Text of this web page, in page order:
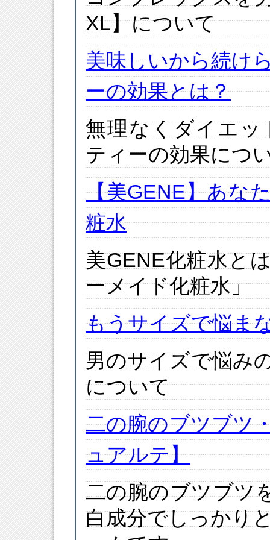
XL】について
美味しいから続け
ーの効果とは？
無理なくダイエ
ティーの効果につ
【美GENE】あな
粧水
美GENE化粧水と
ーメイド化粧水」
もうサイズで悩ま
男のサイズで悩み
について
二の腕のブツブツ
ュアルテ】
二の腕のブツブツ
白成分でしっかり